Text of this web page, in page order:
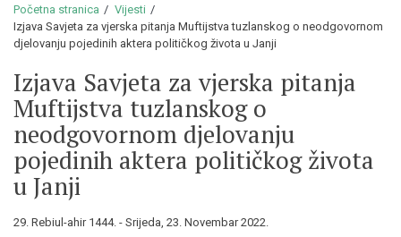
Početna stranica
Vijesti
Izjava Savjeta za vjerska pitanja Muftijstva tuzlanskog o neodgovornom
djelovanju pojedinih aktera političkog života u Janji
Izjava Savjeta za vjerska pitanja
Muftijstva tuzlanskog o
neodgovornom djelovanju
pojedinih aktera političkog života
u Janji
29. Rebiul-ahir 1444. - Srijeda, 23. Novembar 2022.